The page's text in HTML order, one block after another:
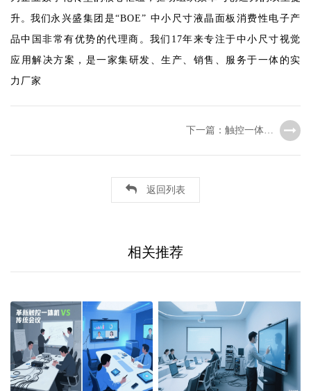
升。我们 永兴盛集团 是“BOE” 中小尺寸液晶面板消费性电子产
品中国非常有优势的代理商。我们17年来专注于中小尺寸视觉
应用解决方案，是一家集研发、生产、销售、服务于一体的实
力厂家
下一篇：触控一体机 vs 传统会议屏：智能会议设备的交互体验与成本对比
返回列表
相关推荐